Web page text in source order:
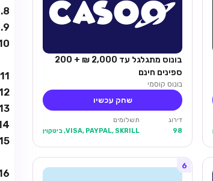
בונוס מתגלגל עד 2,000 ₪ + 200
ספינים חינם
בונוס קוסמי
שחק עכשיו
דירוג
98
תשלומים
VISA, PAYPAL, SKRILL, ביטקוין
6